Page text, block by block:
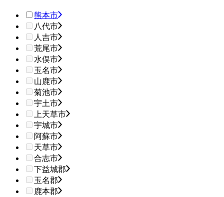
熊本市
八代市
人吉市
荒尾市
水俣市
玉名市
山鹿市
菊池市
宇土市
上天草市
宇城市
阿蘇市
天草市
合志市
下益城郡
玉名郡
鹿本郡